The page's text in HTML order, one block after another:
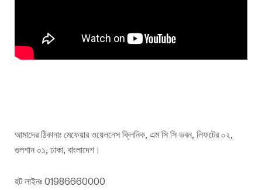
আমাদের ঠিকানাঃ মেফেয়ার ওয়েলনেস ক্লিনিক, এম সি সি ভবন, লিফটের ০২,
গুলশান ০১, ঢাকা, বাংলাদেশ।
হট লাইনঃ 01986660000